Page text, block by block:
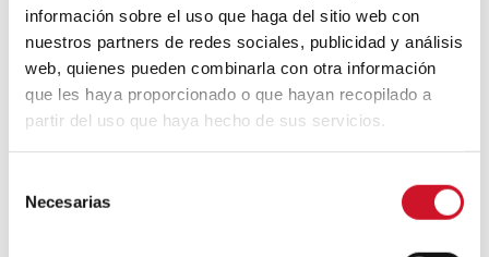
información sobre el uso que haga del sitio web con
nuestros partners de redes sociales, publicidad y análisis
web, quienes pueden combinarla con otra información
que les haya proporcionado o que hayan recopilado a
partir del uso que haya hecho de sus servicios.
Necesarias
confrontée dans les années à venir.
L’augmentation du coût des matériaux et du
carburant due au Brexit, puis au covid puis
au conflit russo-ukrainien a eu un grand
impact et a affecté les projets à toutes les
étapes du processus. L’augmentation de la
secteur et est devenu encore plus tendu en